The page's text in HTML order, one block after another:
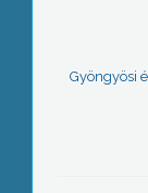
Gyöngyösi